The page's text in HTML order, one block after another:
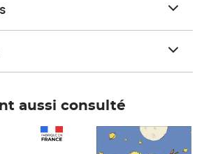
aussi consulté
Prix 7,50€